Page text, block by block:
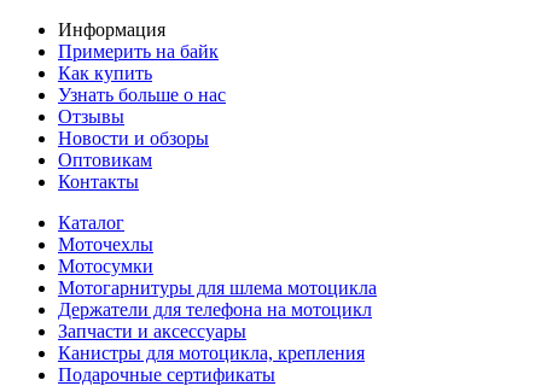
Информация
Примерить на байк
Как купить
Узнать больше о нас
Отзывы
Новости и обзоры
Оптовикам
Контакты
Каталог
Моточехлы
Мотосумки
Мотогарнитуры для шлема мотоцикла
Держатели для телефона на мотоцикл
Запчасти и аксессуары
Канистры для мотоцикла, крепления
Подарочные сертификаты